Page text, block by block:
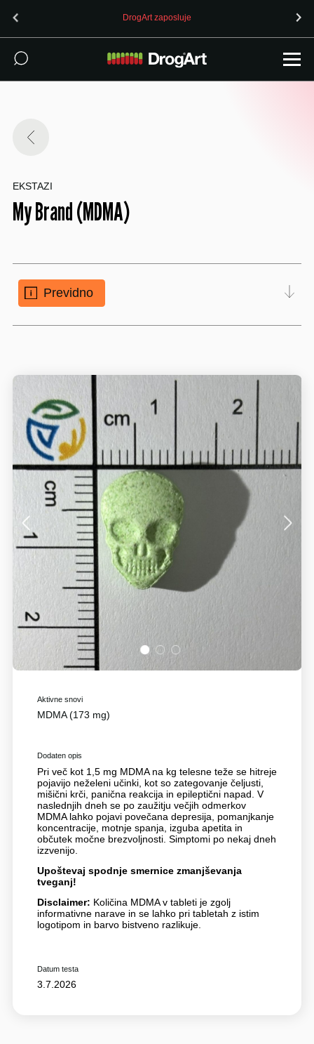
DrogArt zaposluje
EKSTAZI
My Brand (MDMA)
Previdno
1 2 3
Aktivne snovi
MDMA (173 mg)
Dodaten opis
Pri več kot 1,5 mg MDMA na kg telesne teže se hitreje
pojavijo neželeni učinki, kot so zategovanje čeljusti,
mišični krči, panična reakcija in epileptični napad. V
naslednjih dneh se po zaužitju večjih odmerkov
MDMA lahko pojavi povečana depresija, pomanjkanje
koncentracije, motnje spanja, izguba apetita in
občutek močne brezvoljnosti. Simptomi po nekaj dneh
izzvenijo.
Upoštevaj spodnje smernice zmanjševanja
tveganj!
Disclaimer: Količina MDMA v tableti je zgolj
informativne narave in se lahko pri tabletah z istim
logotipom in barvo bistveno razlikuje.
Datum testa
3.7.2026